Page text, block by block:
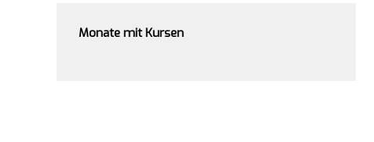
Monate mit Kursen